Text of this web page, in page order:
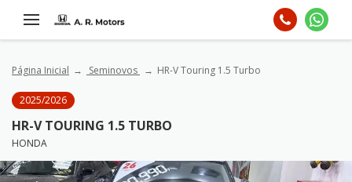
Página Inicial Seminovos HR-V Touring 1.5 Turbo
2025/2026
HR-V TOURING 1.5 TURBO
HONDA